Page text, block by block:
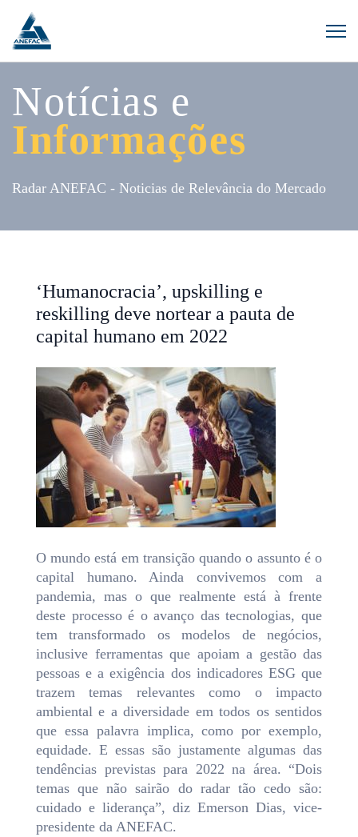
Notícias e
Informações
Radar ANEFAC - Noticias de Relevância do Mercado
‘Humanocracia’, upskilling e
reskilling deve nortear a pauta de
capital humano em 2022
O mundo está em transição quando o assunto é o
capital humano. Ainda convivemos com a
pandemia, mas o que realmente está à frente
deste processo é o avanço das tecnologias, que
tem transformado os modelos de negócios,
inclusive ferramentas que apoiam a gestão das
pessoas e a exigência dos indicadores ESG que
trazem temas relevantes como o impacto
ambiental e a diversidade em todos os sentidos
que essa palavra implica, como por exemplo,
equidade. E essas são justamente algumas das
tendências previstas para 2022 na área. “Dois
temas que não sairão do radar tão cedo são:
cuidado e liderança”, diz Emerson Dias, vice-
presidente da ANEFAC.